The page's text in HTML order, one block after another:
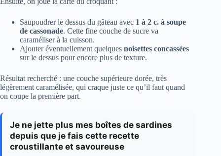
Saupoudrer le dessus du gâteau avec 1 à 2 c. à soupe
de cassonade. Cette fine couche de sucre va
caraméliser à la cuisson.
Ajouter éventuellement quelques noisettes concassées
sur le dessus pour encore plus de texture.
Résultat recherché : une couche supérieure dorée, très
légèrement caramélisée, qui craque juste ce qu’il faut quand
on coupe la première part.
Je ne jette plus mes boîtes de sardines
depuis que je fais cette recette
croustillante et savoureuse